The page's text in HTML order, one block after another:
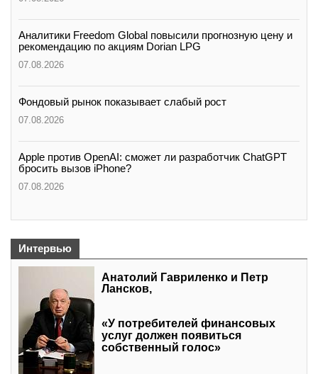
Аналитики Freedom Global повысили прогнозную цену и
рекомендацию по акциям Dorian LPG
07.08.2026
Фондовый рынок показывает слабый рост
07.08.2026
Apple против OpenAI: сможет ли разработчик ChatGPT
бросить вызов iPhone?
07.08.2026
Интервью
Анатолий Гавриленко и Петр
Лансков,
«У потребителей финансовых
услуг должен появиться
собственный голос»